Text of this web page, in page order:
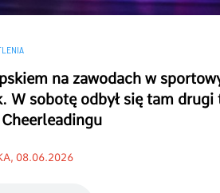
na zawodach w
W sobotę odbył się tam
08.06.2026